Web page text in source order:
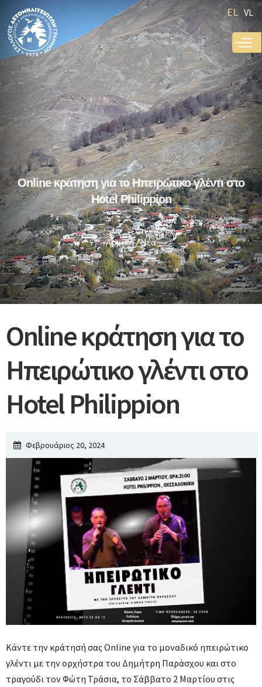
Παράκαμψη
προς το
κυρίως
περιεχόμενο
EL VL
Αρχική Νέα
Online κράτηση για το Ηπειρώτικο γλέντι στο
Hotel Philippion
Online κράτηση για το
Ηπειρώτικο γλέντι στο
Hotel Philippion
Φεβρουάριος 20, 2024
Κάντε την κράτησή σας Online για το μοναδικό ηπειρώτικο
γλέντι με την ορχήστρα του Δημήτρη Παράσχου και στο
τραγούδι τον Φώτη Τράσια, το Σάββατο 2 Μαρτίου στις